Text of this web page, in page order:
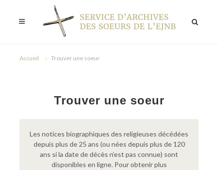
Accueil Trouver une soeur
Trouver une soeur
Les notices biographiques des religieuses décédées
depuis plus de 25 ans (ou nées depuis plus de 120
ans si la date de décès n’est pas connue) sont
disponibles en ligne. Pour obtenir plus